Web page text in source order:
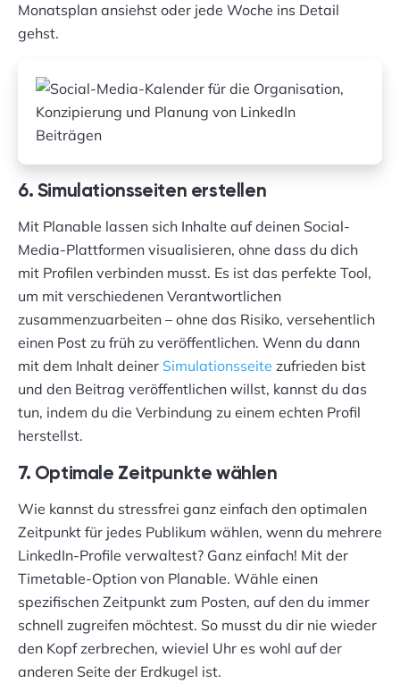
Monatsplan ansiehst oder jede Woche ins Detail
gehst.
6. Simulationsseiten erstellen
Mit Planable lassen sich Inhalte auf deinen Social-
Media-Plattformen visualisieren, ohne dass du dich
mit Profilen verbinden musst. Es ist das perfekte Tool,
um mit verschiedenen Verantwortlichen
zusammenzuarbeiten – ohne das Risiko, versehentlich
einen Post zu früh zu veröffentlichen. Wenn du dann
mit dem Inhalt deiner Simulationsseite zufrieden bist
und den Beitrag veröffentlichen willst, kannst du das
tun, indem du die Verbindung zu einem echten Profil
herstellst.
7. Optimale Zeitpunkte wählen
Wie kannst du stressfrei ganz einfach den optimalen
Zeitpunkt für jedes Publikum wählen, wenn du mehrere
LinkedIn-Profile verwaltest? Ganz einfach! Mit der
Timetable-Option von Planable. Wähle einen
spezifischen Zeitpunkt zum Posten, auf den du immer
schnell zugreifen möchtest. So musst du dir nie wieder
den Kopf zerbrechen, wieviel Uhr es wohl auf der
anderen Seite der Erdkugel ist.